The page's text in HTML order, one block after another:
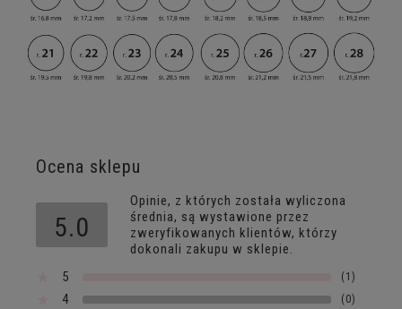
Ocena sklepu
5.0
Opinie, z których została wyliczona
średnia, są wystawione przez
zweryfikowanych klientów, którzy
dokonali zakupu w sklepie.
5
(1)
4 (0)